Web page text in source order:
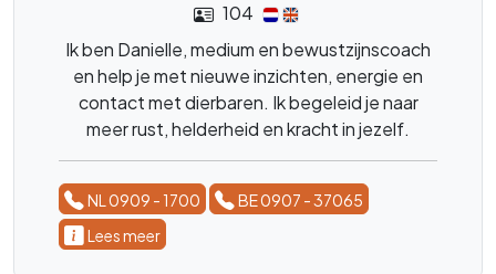
104
Ik ben Danielle, medium en bewustzijnscoach
en help je met nieuwe inzichten, energie en
contact met dierbaren. Ik begeleid je naar
meer rust, helderheid en kracht in jezelf.
NL 0909 - 1700
BE 0907 - 37065
Lees meer